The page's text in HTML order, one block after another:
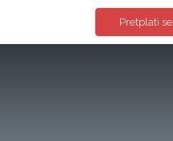
Pretplati se